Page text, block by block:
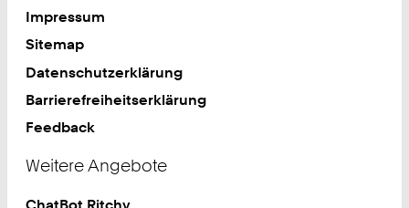
Impressum
Sitemap
Datenschutzerklärung
Barrierefreiheitserklärung
Feedback
Weitere Angebote
ChatBot Ritchy